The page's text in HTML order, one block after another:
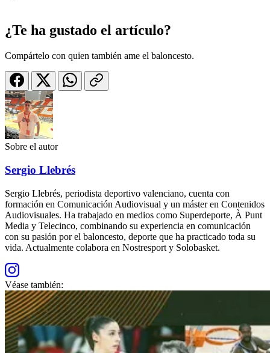
¿Te ha gustado el artículo?
Compártelo con quien también ame el baloncesto.
Sobre el autor
Sergio Llebrés
Sergio Llebrés, periodista deportivo valenciano, cuenta con
formación en Comunicación Audiovisual y un máster en Contenidos
Audiovisuales. Ha trabajado en medios como Superdeporte, À Punt
Media y Telecinco, combinando su experiencia en comunicación
con su pasión por el baloncesto, deporte que ha practicado toda su
vida. Actualmente colabora en Nostresport y Solobasket.
Véase también: